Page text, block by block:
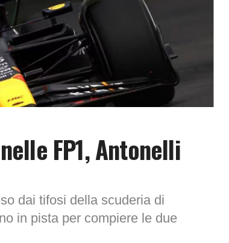
FP1, Antonelli
dai tifosi della scuderia di
in pista per compiere le due